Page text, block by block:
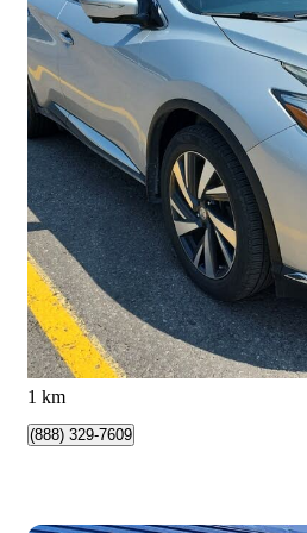
2015 Nissan Murano
Platinum AWD 171 763 km
9 995 $
176 $/mois env.
North York, ON
1 km
(888) 329-7609